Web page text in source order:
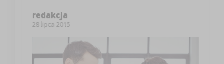
redakcja
28 lipca 2015